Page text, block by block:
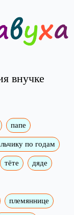
внучке
папе
по годам
тёте дяде
племяннице